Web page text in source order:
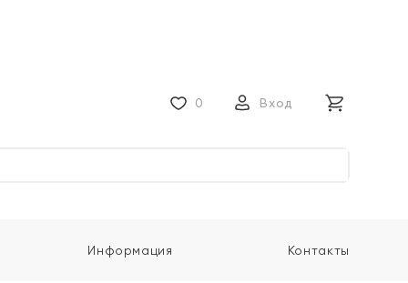
0 Вход
Информация Контакты